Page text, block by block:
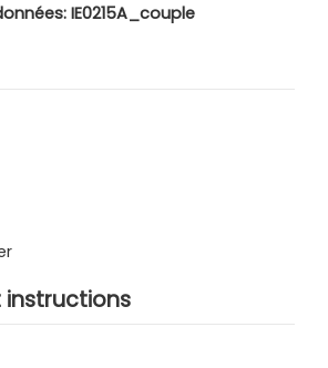
IE0215A_couple
instructions